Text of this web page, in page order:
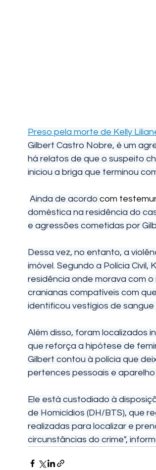
Preso pela morte de Kelly
Gilbert Castro Nobre, é um
há relatos de que o suspeito
iniciou a briga que terminou
Ainda de acordo com
doméstica na residência do
e agressões cometidas por
Dessa vez, no entanto, a
imóvel . Segundo a Polícia Civil,
residência onde morava com
cranianas compatíveis com
identificou vestígios de
Além disso, foram localizados
que reforça a hipótese de
Gilbert contou à polícia que
pertences pessoais e aparelho
Ele está custodiado à
de Homicídios (DH/BTS), que
realizadas para localizar e
circunstâncias do crime",